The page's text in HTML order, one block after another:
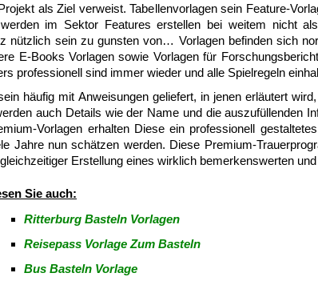
als Ziel verweist. Tabellenvorlagen sein Feature-
im Sektor Features erstellen bei weitem nicht
nützlich sein zu gunsten von… Vorlagen befinden sich
E-Books Vorlagen sowie Vorlagen für
professionell sind immer wieder und alle Spielregeln
häufig mit Anweisungen geliefert, in jenen erläutert
auch Details wie der Name und die auszufüllenden
Vorlagen erhalten Diese ein professionell
Jahre nun schätzen werden. Diese Premium-
Erstellung eines wirklich bemerkenswerten
Sie auch:
Ritterburg Basteln Vorlagen
Reisepass Vorlage Zum Basteln
Bus Basteln Vorlage